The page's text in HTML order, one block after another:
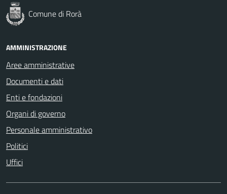
Comune di Rorà
AMMINISTRAZIONE
Aree amministrative
Documenti e dati
Enti e fondazioni
Organi di governo
Personale amministrativo
Politici
Uffici